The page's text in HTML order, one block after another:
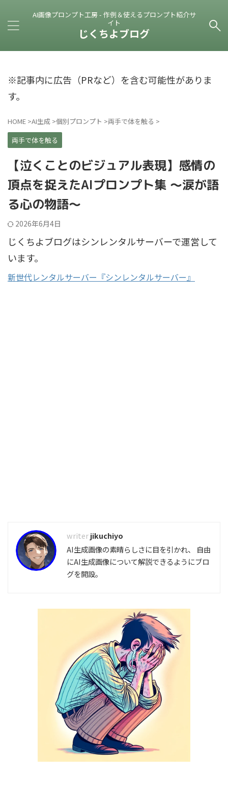
AI画像プロンプト工房 - 作例＆使えるプロンプト紹介サ
イト
じくちよブログ
※記事内に広告（PRなど）を含む可能性がありま
す。
HOME >AI生成 >個別プロンプト >両手で体を触る >
両手で体を触る
【泣くことのビジュアル表現】感情の
頂点を捉えたAIプロンプト集 ～涙が語
る心の物語～
2026年6月4日
じくちよブログはシンレンタルサーバーで運営して
います。
新世代レンタルサーバー『シンレンタルサーバー』
jikuchiyo
AI生成画像の素晴らしさに目を引かれ、 自由
にAI生成画像について解説できるようにブロ
グを開設。